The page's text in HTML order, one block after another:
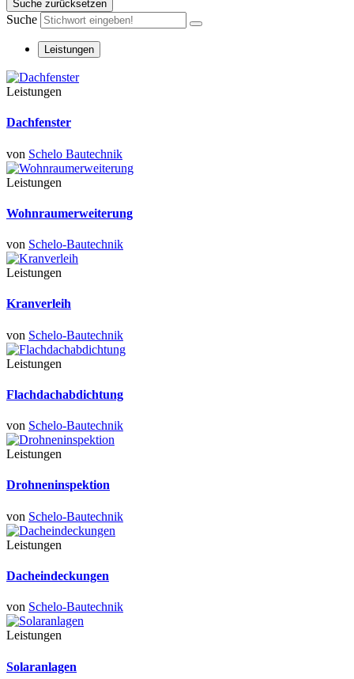
Suche zurücksetzen
Suche
Leistungen
Leistungen
Dachfenster
von Schelo Bautechnik
Leistungen
Wohnraumerweiterung
von Schelo-Bautechnik
Leistungen
Kranverleih
von Schelo-Bautechnik
Leistungen
Flachdachabdichtung
von Schelo-Bautechnik
Leistungen
Drohneninspektion
von Schelo-Bautechnik
Leistungen
Dacheindeckungen
von Schelo-Bautechnik
Leistungen
Solaranlagen